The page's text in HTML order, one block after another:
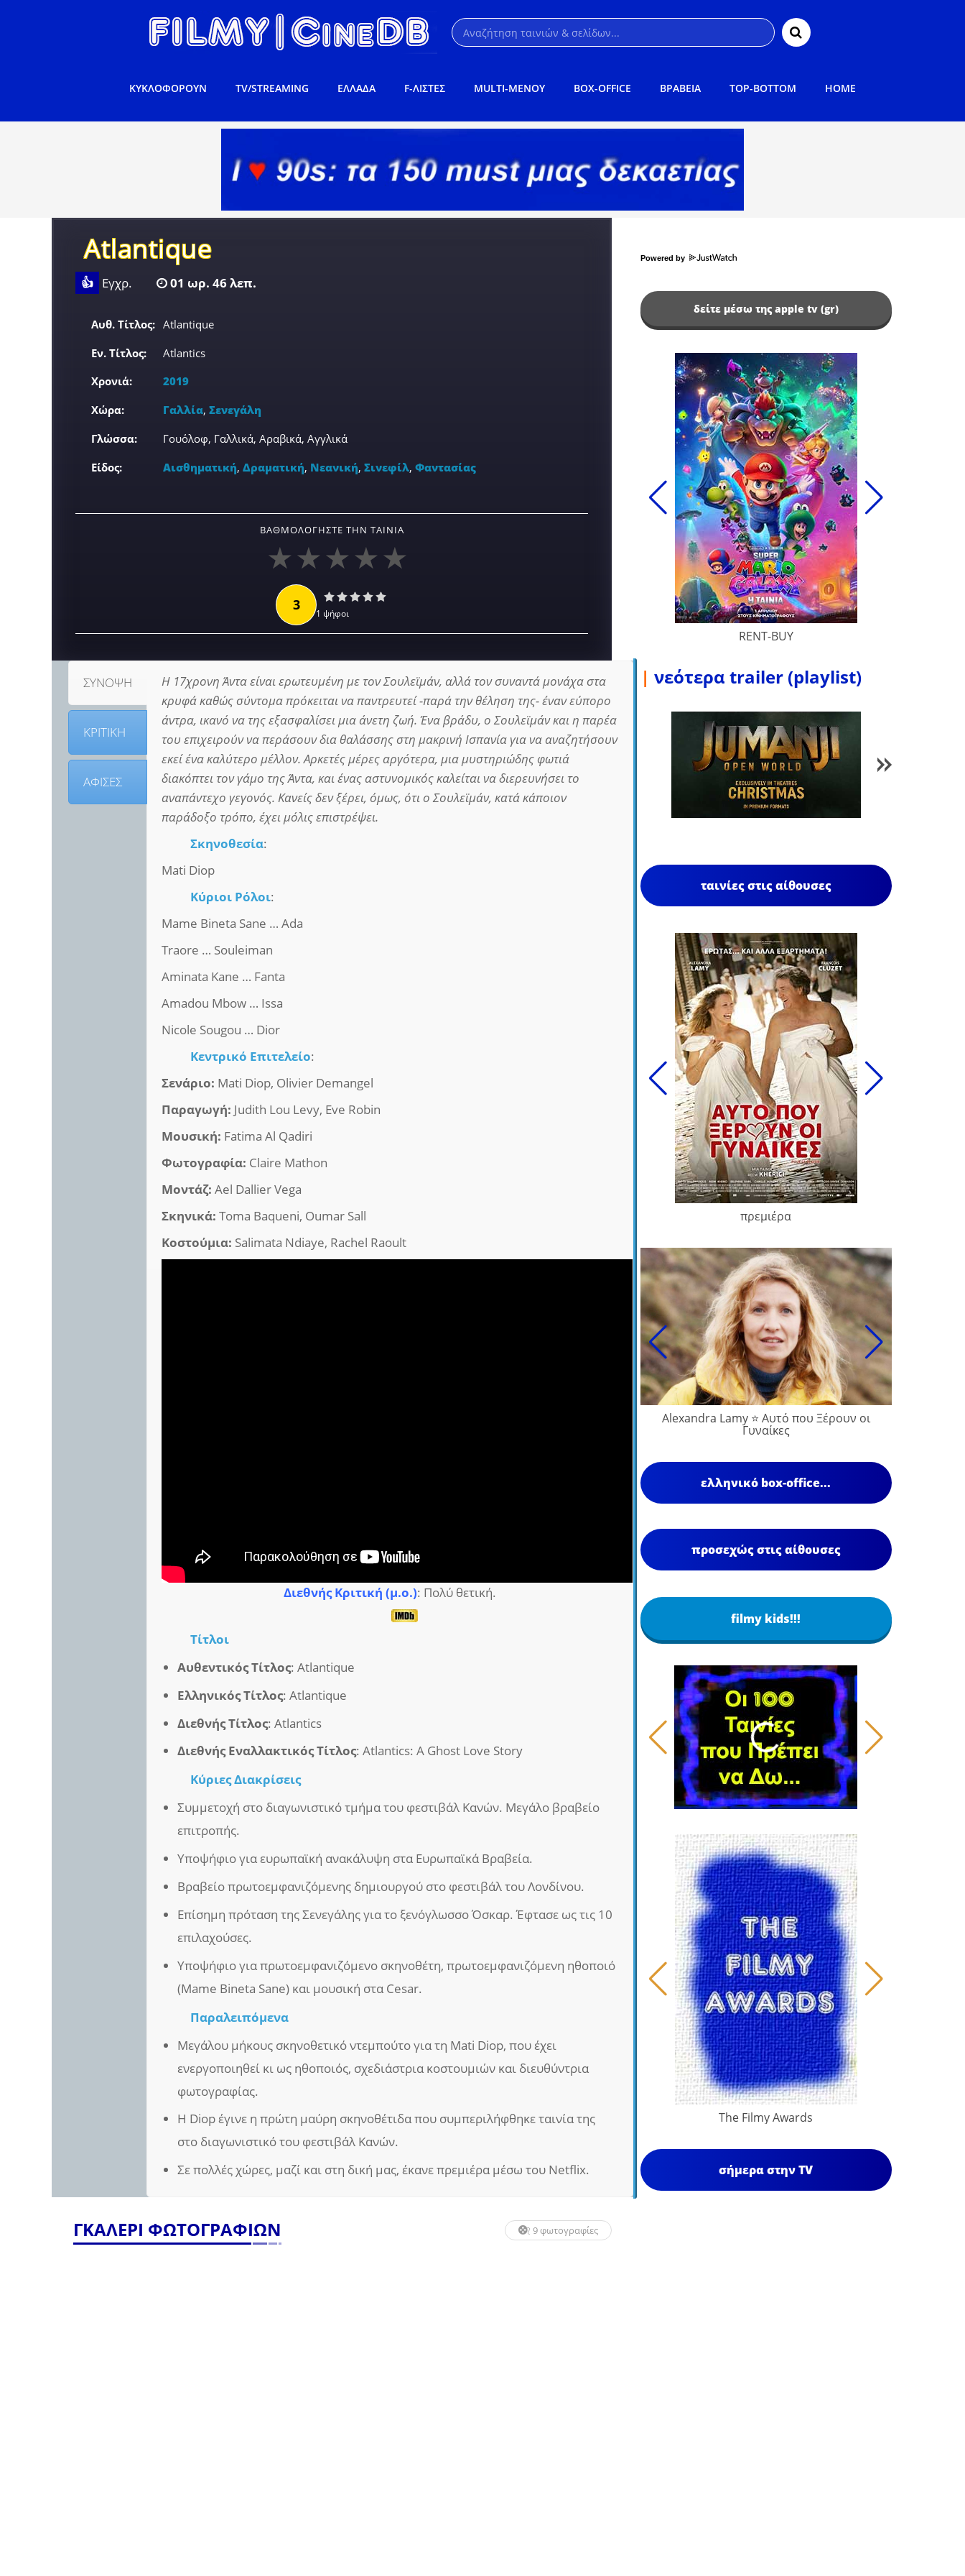
ΚΥΚΛΟΦΟΡΟΥΝ TV/STREAMING ΕΛΛΑΔΑ F-ΛΙΣΤΕΣ MULTI-ΜΕΝΟΥ BOX-OFFICE ΒΡΑΒΕΙΑ TOP-BOTTOM HOME
Atlantique
👍 Εγχρ. 01 ωρ. 46 λεπ.
Αυθ. Τίτλος: Atlantique
Εν. Τίτλος:
Atlantics
Χρονιά:
2019
Χώρα:
Γαλλία,Σενεγάλη
Γλώσσα:
Γουόλοφ, Γαλλικά, Αραβικά, Αγγλικά
Είδος:
Αισθηματική,Δραματική, Νεανική,Σινεφίλ,Φαντασίας
ΒΑΘΜΟΛΟΓΉΣΤΕ ΤΗΝ ΤΑΙΝΊΑ
3 1 ψήφοι
ΣΥΝΟΨΗ
ΚΡΙΤΙΚΗ
ΑΦΙΣΕΣ
Η 17χρονη Άντα είναι ερωτευμένη με τον Σουλεϊμάν, αλλά τον συναντά μονάχα στα
κρυφά καθώς σύντομα πρόκειται να παντρευτεί -παρά την θέληση της- έναν εύπορο
άντρα, ικανό να της εξασφαλίσει μια άνετη ζωή. Ένα βράδυ, ο Σουλεϊμάν και η παρέα
του επιχειρούν να περάσουν δια θαλάσσης στη μακρινή Ισπανία για να αναζητήσουν
εκεί ένα καλύτερο μέλλον. Αρκετές μέρες αργότερα, μια μυστηριώδης φωτιά
διακόπτει τον γάμο της Άντα, και ένας αστυνομικός καλείται να διερευνήσει το
αναπάντεχο γεγονός. Κανείς δεν ξέρει, όμως, ότι ο Σουλεϊμάν, κατά κάποιον
παράδοξο τρόπο, έχει μόλις επιστρέψει.
Σκηνοθεσία:
Mati Diop
Κύριοι Ρόλοι:
Mame Bineta Sane … Ada
Traore … Souleiman
Aminata Kane … Fanta
Amadou Mbow … Issa
Nicole Sougou … Dior
Κεντρικό Επιτελείο:
Σενάριο: Mati Diop, Olivier Demangel
Παραγωγή: Judith Lou Levy, Eve Robin
Μουσική: Fatima Al Qadiri
Φωτογραφία: Claire Mathon
Μοντάζ: Ael Dallier Vega
Σκηνικά: Toma Baqueni, Oumar Sall
Κοστούμια: Salimata Ndiaye, Rachel Raoult
Διεθνής Κριτική (μ.ο.): Πολύ θετική.
Τίτλοι
Αυθεντικός Τίτλος: Atlantique
Ελληνικός Τίτλος: Atlantique
Διεθνής Τίτλος: Atlantics
Διεθνής Εναλλακτικός Τίτλος: Atlantics: A Ghost Love Story
Κύριες Διακρίσεις
Συμμετοχή στο διαγωνιστικό τμήμα του φεστιβάλ Κανών. Μεγάλο βραβείο
επιτροπής.
Υποψήφιο για ευρωπαϊκή ανακάλυψη στα Ευρωπαϊκά Βραβεία.
Βραβείο πρωτοεμφανιζόμενης δημιουργού στο φεστιβάλ του Λονδίνου.
Επίσημη πρόταση της Σενεγάλης για το ξενόγλωσσο Όσκαρ. Έφτασε ως τις 10
επιλαχούσες.
Υποψήφιο για πρωτοεμφανιζόμενο σκηνοθέτη, πρωτοεμφανιζόμενη ηθοποιό
(Mame Bineta Sane) και μουσική στα Cesar.
Παραλειπόμενα
Μεγάλου μήκους σκηνοθετικό ντεμπούτο για τη Mati Diop, που έχει
ενεργοποιηθεί κι ως ηθοποιός, σχεδιάστρια κοστουμιών και διευθύντρια
φωτογραφίας.
Η Diop έγινε η πρώτη μαύρη σκηνοθέτιδα που συμπεριλήφθηκε ταινία της
στο διαγωνιστικό του φεστιβάλ Κανών.
Σε πολλές χώρες, μαζί και στη δική μας, έκανε πρεμιέρα μέσω του Netflix.
ΓΚΑΛΕΡΙ ΦΩΤΟΓΡΑΦΙΩΝ 9 φωτογραφίες
Powered by
δείτε μέσω της apple tv (gr)
RENT-BUY
| νεότερα trailer (playlist)
1/85
ταινίες στις αίθουσες
πρεμιέρα
Alexandra Lamy ⭐ Αυτό που Ξέρουν οι
Γυναίκες
ελληνικό box-office...
προσεχώς στις αίθουσες
filmy kids!!!
The Filmy Awards
σήμερα στην TV